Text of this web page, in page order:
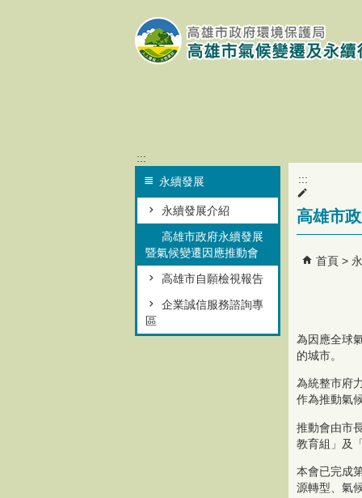
:::
永續發展
永續發展介紹
高雄市政府永續發展
暨氣候變遷因應推動會
高雄市自願檢視報告
企業誠信服務諮詢專
區
:::
高雄市
首頁
為因應全球
的城市。
為統整市府
作為推動氣
推動會由市
教育組」及
本會已完成
源轉型、氣